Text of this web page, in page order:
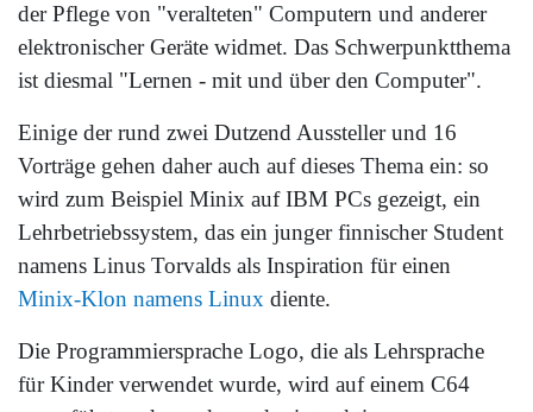
der Pflege von "veralteten" Computern und anderer
elektronischer Geräte widmet. Das Schwerpunktthema
ist diesmal "Lernen - mit und über den Computer".
Einige der rund zwei Dutzend Aussteller und 16
Vorträge gehen daher auch auf dieses Thema ein: so
wird zum Beispiel Minix auf IBM PCs gezeigt, ein
Lehrbetriebssystem, das ein junger finnischer Student
namens Linus Torvalds als Inspiration für einen
Minix-Klon namens Linux diente.
Die Programmiersprache Logo, die als Lehrsprache
für Kinder verwendet wurde, wird auf einem C64